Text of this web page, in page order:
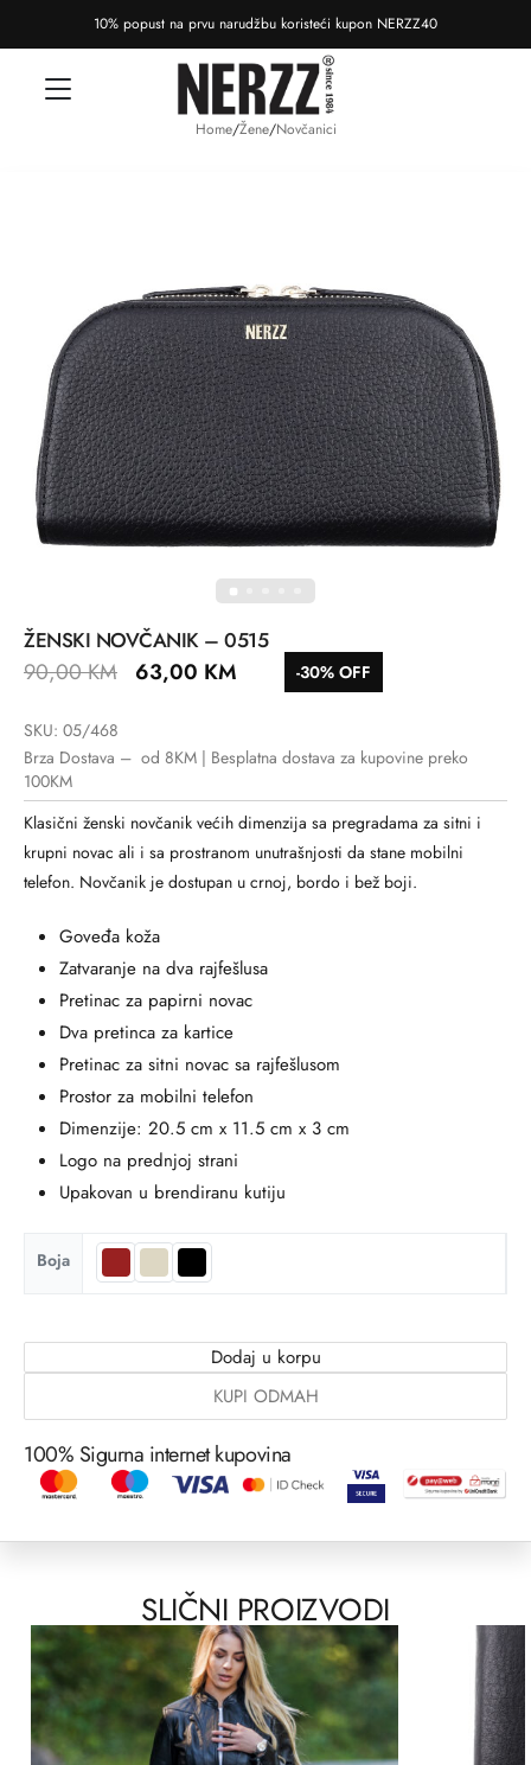
10% popust na prvu narudžbu koristeći kupon NERZZ40
Home/Žene/Novčanici
ŽENSKI NOVČANIK – 0515
90,00KM 63,00 KM -30% OFF
SKU: 05/468
Brza Dostava – od 8KM | Besplatna dostava za kupovine preko
100KM
Klasični ženski novčanik većih dimenzija sa pregradama za sitni i
krupni novac ali i sa prostranom unutrašnjosti da stane mobilni
telefon. Novčanik je dostupan u crnoj, bordo i bež boji.
Goveđa koža
Zatvaranje na dva rajfešlusa
Pretinac za papirni novac
Dva pretinca za kartice
Pretinac za sitni novac sa rajfešlusom
Prostor za mobilni telefon
Dimenzije: 20.5 cm x 11.5 cm x 3 cm
Logo na prednjoj strani
Upakovan u brendiranu kutiju
Boja
Dodaj u korpu
KUPI ODMAH
100% Sigurna internet kupovina
SLIČNI PROIZVODI